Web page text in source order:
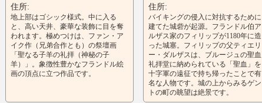
住所:
地上部はゴシック様式。中に入る
と、高い天井、豪華な装飾に目を奪
われます。極めつけは、ファン・ア
イク作（兄弟合作とも）の祭壇画
「聖なる子羊の礼拝（神秘の子
羊）」。象徴性豊かなフランドル絵
画の頂点に立つ作品です。
住所:
バイキングの侵入に対抗するために
建てた城砦が起源。フランドル伯ア
ルザス家のフィリップが1180年に造
った城塞。フィリップの父ティエリ
ー・ダルザスは、ブルージュの聖血
礼拝堂に納められている「聖血」を
十字軍の遠征で持ち帰ったことで有
名な人物です。城の上からみるゲン
トの町の眺望は絶景です。